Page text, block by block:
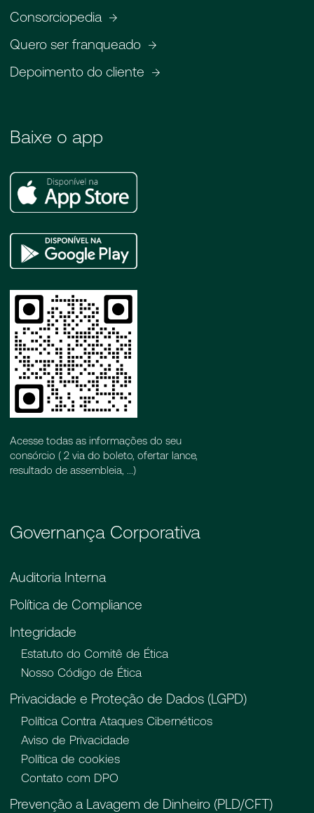
Consorciopedia
Quero ser franqueado
Depoimento do cliente
Baixe o app
Apple
Acesse todas as informações do seu
consórcio ( 2 via do boleto, ofertar lance,
resultado de assembleia, ...)
Governança Corporativa
Auditoria Interna
Política de Compliance
Integridade
Estatuto do Comitê de Ética
Nosso Código de Ética
Privacidade e Proteção de Dados (LGPD)
Política Contra Ataques Cibernéticos
Aviso de Privacidade
Política de cookies
Contato com DPO
Prevenção a Lavagem de Dinheiro (PLD/CFT)